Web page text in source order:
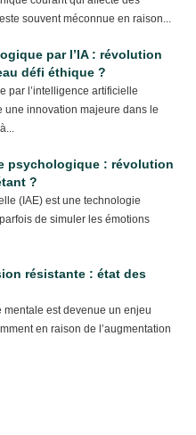
souvent méconnue en raison...
par l’IA : révolution
défi éthique ?
par l’intelligence artificielle
une innovation majeure dans le
psychologique : révolution
?
(IAE) est une technologie
de simuler les émotions
résistante : état des
est devenue un enjeu
en raison de l’augmentation